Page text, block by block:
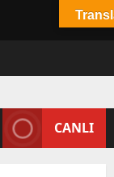
CANLI